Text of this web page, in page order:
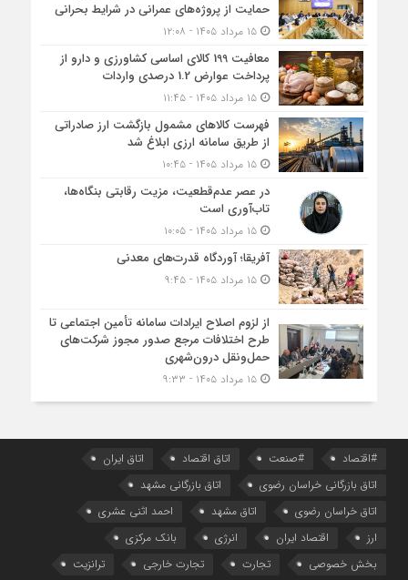
حمایت از پروژه‌های عمرانی در شرایط بحرانی
۱۵ مرداد ۱۴۰۵ - ۱۲:۰۸
معافیت 199 کالای اساسی کشاورزی و دارو از
پرداخت عوارض 1.2 درصدی واردات
۱۵ مرداد ۱۴۰۵ - ۱۱:۴۵
فهرست کالاهای مشمول بازگشت ارز صادراتی
از طریق سامانه ارزی ابلاغ شد
۱۵ مرداد ۱۴۰۵ - ۱۰:۴۵
در عصر عدم‌قطعیت، مزیت رقابتی بنگاه‌ها،
تاب‌آوری است
۱۵ مرداد ۱۴۰۵ - ۱۰:۰۵
آفریقا؛ آوردگاه قدرت‌های معدنی
۱۵ مرداد ۱۴۰۵ - ۹:۴۵
از لزوم اصلاح ایرادات سامانه تأمین اجتماعی تا
طرح اختلافات مرجع صدور مجوز شرکت‌های
حمل‌ونقل درون‌شهری
۱۵ مرداد ۱۴۰۵ - ۹:۳۳
#اقتصاد #صنعت اتاق اقتصاد
اتاق ایران
اتاق بازرگانی خراسان رضوی
اتاق بازرگانی مشهد
اتاق خراسان رضوی
اتاق مشهد
احمد اثنی عشری
ارز
اقتصاد ایران انرژی
بانک مرکزی
بخش خصوصی
تجارت تجارت خارجی ترانزیت